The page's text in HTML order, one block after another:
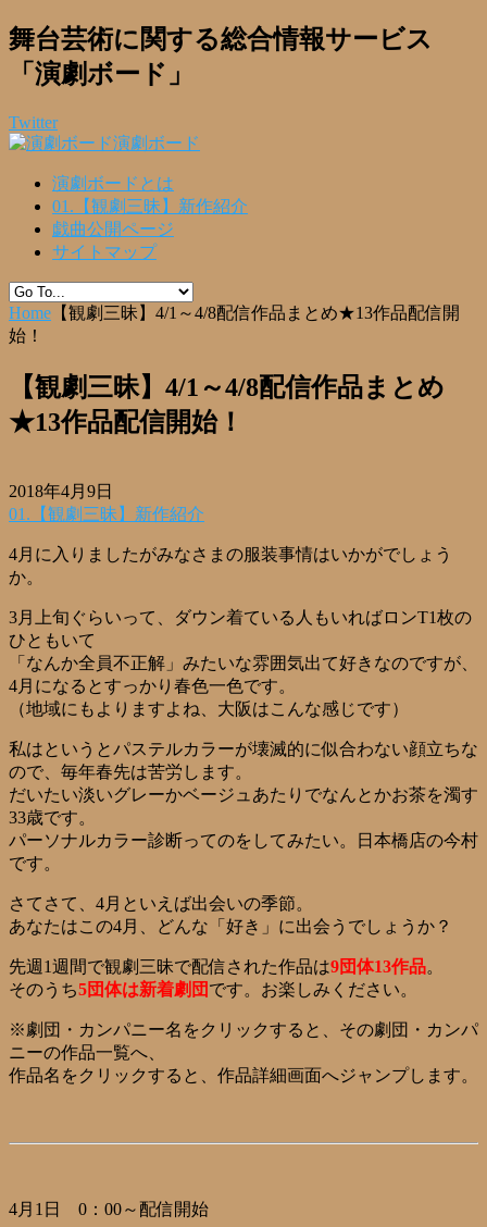
舞台芸術に関する総合情報サービス
「演劇ボード」
Twitter
演劇ボード
演劇ボードとは
01.【観劇三昧】新作紹介
戯曲公開ページ
サイトマップ
Home 【観劇三昧】4/1～4/8配信作品まとめ★13作品配信開
始！
【観劇三昧】4/1～4/8配信作品まとめ
★13作品配信開始！
2018年4月9日
01.【観劇三昧】新作紹介
4月に入りましたがみなさまの服装事情はいかがでしょう
か。
3月上旬ぐらいって、ダウン着ている人もいればロンT1枚の
ひともいて
「なんか全員不正解」みたいな雰囲気出て好きなのですが、
4月になるとすっかり春色一色です。
（地域にもよりますよね、大阪はこんな感じです）
私はというとパステルカラーが壊滅的に似合わない顔立ちな
ので、毎年春先は苦労します。
だいたい淡いグレーかベージュあたりでなんとかお茶を濁す
33歳です。
パーソナルカラー診断ってのをしてみたい。日本橋店の今村
です。
さてさて、4月といえば出会いの季節。
あなたはこの4月、どんな「好き」に出会うでしょうか？
先週1週間で観劇三昧で配信された作品は9団体13作品。
そのうち5団体は新着劇団 です。お楽しみください。
※劇団・カンパニー名をクリックすると、その劇団・カンパ
ニーの作品一覧へ、
作品名をクリックすると、作品詳細画面へジャンプします。
4月1日 0：00～配信開始